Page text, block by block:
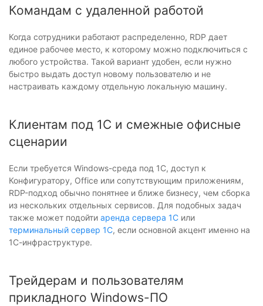
Командам с удаленной работой
Когда сотрудники работают распределенно, RDP дает
единое рабочее место, к которому можно подключиться с
любого устройства. Такой вариант удобен, если нужно
быстро выдать доступ новому пользователю и не
настраивать каждому отдельную локальную машину.
Клиентам под 1С и смежные офисные
сценарии
Если требуется Windows-среда под 1С, доступ к
Конфигуратору, Office или сопутствующим приложениям,
RDP-подход обычно понятнее и ближе бизнесу, чем сборка
из нескольких отдельных сервисов. Для подобных задач
также может подойти аренда сервера 1С или
терминальный сервер 1С, если основной акцент именно на
1С-инфраструктуре.
Трейдерам и пользователям
прикладного Windows-ПО